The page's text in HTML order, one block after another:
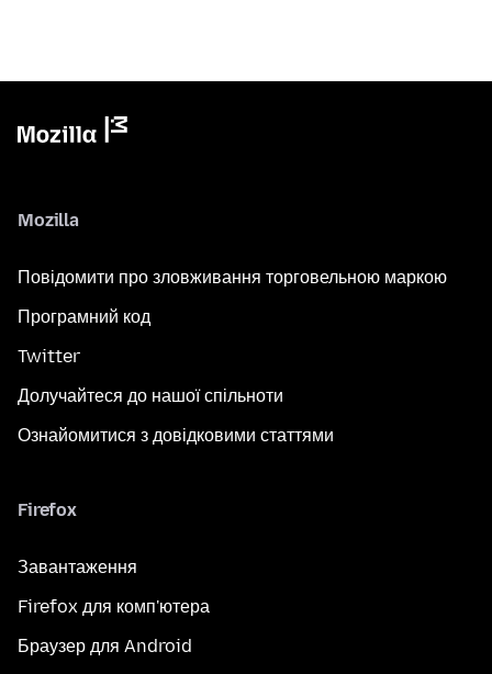
Mozilla
Повідомити про зловживання торговельною маркою
Програмний код
Twitter
Долучайтеся до нашої спільноти
Ознайомитися з довідковими статтями
Firefox
Завантаження
Firefox для комп'ютера
Браузер для Android